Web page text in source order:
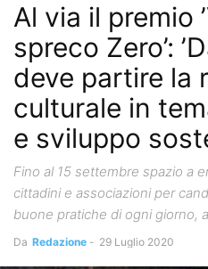
Al via il premio
spreco Zero’:
deve partire la
culturale in
e sviluppo
Fino al 15 settembre spazio a
cittadini e associazioni per
buone pratiche di ogni giorno,
Da Redazione - 29 Luglio 2020